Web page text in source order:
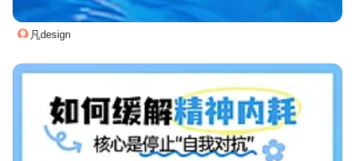
凡design